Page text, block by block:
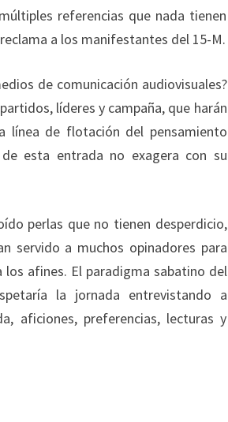
referencias que nada tienen
a los manifestantes del 15-M.
de comunicación audiovisuales?
líderes y campaña, que harán
línea de flotación del pensamiento
esta entrada no exagera con su
perlas que no tienen desperdicio,
servido a muchos opinadores para
afines. El paradigma sabatino del
la jornada entrevistando a
aficiones, preferencias, lecturas y